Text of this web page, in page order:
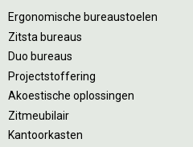
Ergonomische bureaustoelen
Zitsta bureaus
Duo bureaus
Projectstoffering
Akoestische oplossingen
Zitmeubilair
Kantoorkasten